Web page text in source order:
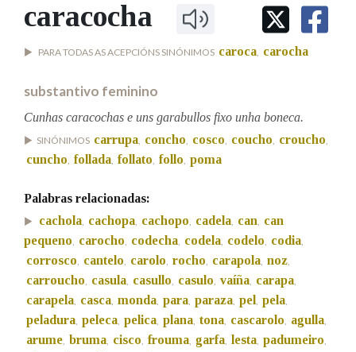
IDENTIDADE CORPORATIVA
MARCIAL DEL ADALID
CASA-MUSEO EMILIA PARDO
FIGURAS HOMENAXEADAS
HISTORIA
PORTAL DAS PALABRAS
Facebook
TwitterYoutubeInstagram
Bluesky
BUSCAR NOS LEMAS
Comeza por
Remata por
BUSCAR NO CONTIDO
Nas definicións
Nos exemplos
caracocha
PARA TODAS AS ACEPCIÓNS SINÓNIMOS caroca, carocha
substantivo feminino
Cunhas caracochas e uns garabullos fixo unha boneca.
SINÓNIMOS carrupa, concho, cosco, coucho, croucho,
cuncho, follada, follato, follo, poma
Palabras relacionadas:
cachola, cachopa, cachopo, cadela, can, can
pequeno, carocho, codecha, codela, codelo, codia,
corrosco, cantelo, carolo, rocho, carapola, noz,
carroucho, casula, casullo, casulo, vaíña, carapa,
carapela, casca, monda, para, paraza, pel , pela,
peladura, peleca, pelica, plana, tona, cascarolo, agulla,
arume, bruma, cisco, frouma, garfa, lesta, padumeiro,